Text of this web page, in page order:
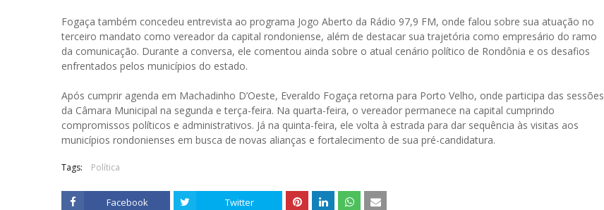
Fogaça também concedeu entrevista ao programa Jogo Aberto da Rádio 97,9 FM, onde falou sobre sua atuação no
terceiro mandato como vereador da capital rondoniense, além de destacar sua trajetória como empresário do ramo
da comunicação. Durante a conversa, ele comentou ainda sobre o atual cenário político de Rondônia e os desafios
enfrentados pelos municípios do estado.
Após cumprir agenda em Machadinho D’Oeste, Everaldo Fogaça retorna para Porto Velho, onde participa das sessões
da Câmara Municipal na segunda e terça-feira. Na quarta-feira, o vereador permanece na capital cumprindo
compromissos políticos e administrativos. Já na quinta-feira, ele volta à estrada para dar sequência às visitas aos
municípios rondonienses em busca de novas alianças e fortalecimento de sua pré-candidatura.
Tags: Política
Facebook Twitter